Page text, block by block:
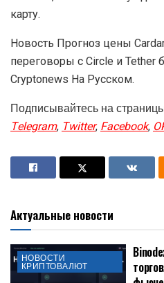
карту.
Новость Прогноз цены
переговоры с Circle и Tether
Cryptonews На Русском.
Подписывайтесь на
Telegram,Twitter,Facebook,
Актуальные новости
НОВОСТИ
КРИПТОВАЛЮТ